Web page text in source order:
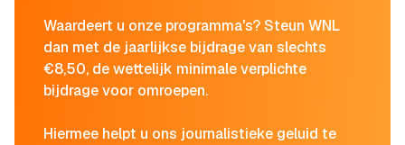
Waardeert u onze programma's? Steun WNL
dan met de jaarlijkse bijdrage van slechts
€8,50, de wettelijk minimale verplichte
bijdrage voor omroepen.
Hiermee helpt u ons journalistieke geluid te